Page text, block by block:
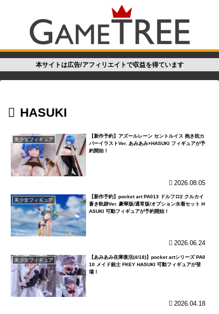
本サイトは広告/アフィリエイトで収益を得ています
HASUKI
美少女フィギュア
【新作予約】アズールレーン セントルイス 抱き枕カ
バーイラストVer. あみあみ×HASUKI フィギュアが予
約開始！
2026.08.05
美少女フィギュア
【新作予約】pocket art PA013 ドルフロ2 クルカイ
蒼き軌跡Ver. 豪華版/通常版/オプション水着セット H
ASUKI 可動フィギュアが予約開始！
2026.06.24
美少女フィギュア
【あみあみ在庫復活(4/18)】pocket artシリーズ PA0
10 メイド銃士 FKEY HASUKI 可動フィギュアが登
場！
2026.04.18